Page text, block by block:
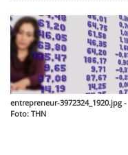
entrepreneur-3972324_1920.jpg -
Foto: THN